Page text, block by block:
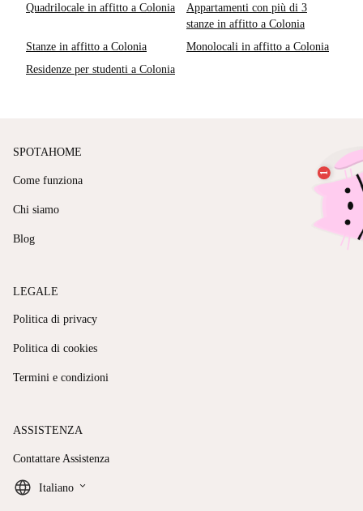
Quadrilocale in affitto a Colonia
Appartamenti con più di 3
stanze in affitto a Colonia
Stanze in affitto a Colonia
Monolocali in affitto a Colonia
Residenze per studenti a Colonia
SPOTAHOME
Come funziona
Chi siamo
Blog
LEGALE
Politica di privacy
Politica di cookies
Termini e condizioni
ASSISTENZA
Contattare Assistenza
Italiano keyboard_arrow_down